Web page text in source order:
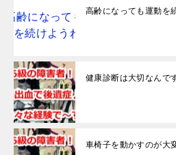
高齢になっても運動を
健康診断は大切なんで
車椅子を動かすのが大